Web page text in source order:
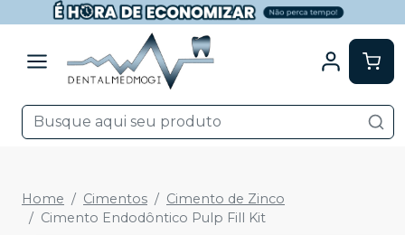
Home Cimentos
Cimento de Zinco
Cimento Endodôntico Pulp Fill Kit